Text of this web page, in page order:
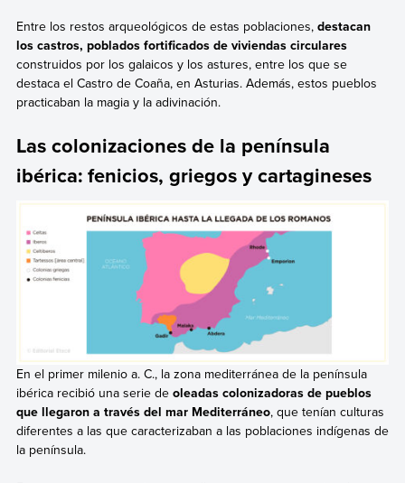
Entre los restos arqueológicos de estas poblaciones, destacan
los castros, poblados fortificados de viviendas circulares
construidos por los galaicos y los astures, entre los que se
destaca el Castro de Coaña, en Asturias. Además, estos pueblos
practicaban la magia y la adivinación.
Las colonizaciones de la península
ibérica: fenicios, griegos y cartagineses
En el primer milenio a. C., la zona mediterránea de la península
ibérica recibió una serie de oleadas colonizadoras de pueblos
que llegaron a través del mar Mediterráneo, que tenían culturas
diferentes a las que caracterizaban a las poblaciones indígenas de
la península.